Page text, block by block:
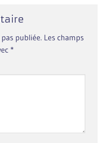
publiée. Les champs
*